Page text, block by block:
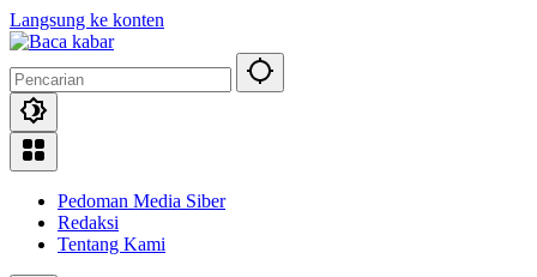
Langsung ke konten
Pedoman Media Siber
Redaksi
Tentang Kami